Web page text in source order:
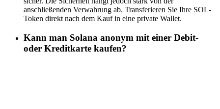
anschließenden Verwahrung ab. Transferieren Sie Ihre SOL-
Token direkt nach dem Kauf in eine private Wallet.
Kann man Solana anonym mit einer Debit-
oder Kreditkarte kaufen?